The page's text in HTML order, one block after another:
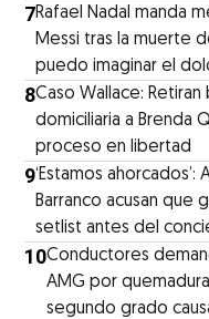
7Rafael Nadal manda
Messi tras la muerte
puedo imaginar el
8Caso Wallace:
domiciliaria a Brenda
proceso en libertad
9‘Estamos ahorcados’:
Barranco acusan que
setlist antes del
10Conductores
AMG por
segundo grado